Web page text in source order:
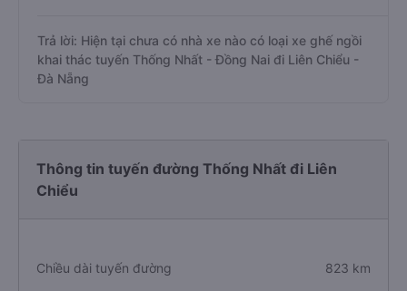
Trả lời: Hiện tại chưa có nhà xe nào có loại xe ghế ngồi
khai thác tuyến Thống Nhất - Đồng Nai đi Liên Chiểu -
Đà Nẵng
Thông tin tuyến đường Thống Nhất đi Liên
Chiểu
Chiều dài tuyến đường 823 km